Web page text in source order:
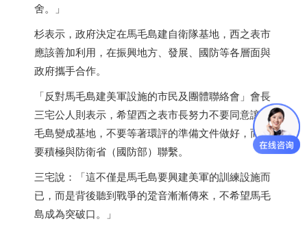
舍。」
杉表示，政府決定在馬毛島建自衛隊基地，西之表市
應該善加利用，在振興地方、發展、國防等各層面與
政府攜手合作。
「反對馬毛島建美軍設施的市民及團體聯絡會」會長
三宅公人則表示，希望西之表市長努力不要同意讓馬
毛島變成基地，不要等著環評的準備文件做好，而是
要積極與防衛省（國防部）聯繫。
三宅說：「這不僅是馬毛島要興建美軍的訓練設施而
已，而是背後聽到戰爭的跫音漸漸傳來，不希望馬毛
島成為突破口。」